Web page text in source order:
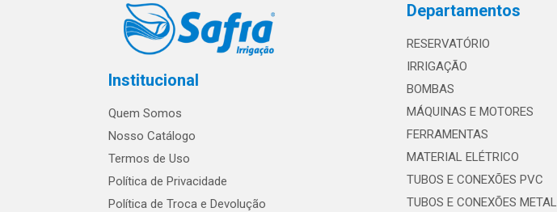
Institucional
Quem Somos
Nosso Catálogo
Termos de Uso
Política de Privacidade
Política de Troca e Devolução
Departamentos
RESERVATÓRIO
IRRIGAÇÃO
BOMBAS
MÁQUINAS E MOTORES
FERRAMENTAS
MATERIAL ELÉTRICO
TUBOS E CONEXÕES PVC
TUBOS E CONEXÕES METAL